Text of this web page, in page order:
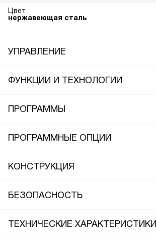
Цвет
нержавеющая сталь
УПРАВЛЕНИЕ
ФУНКЦИИ И ТЕХНОЛОГИИ
ПРОГРАММЫ
ПРОГРАММНЫЕ ОПЦИИ
КОНСТРУКЦИЯ
БЕЗОПАСНОСТЬ
ТЕХНИЧЕСКИЕ ХАРАКТЕРИСТИКИ